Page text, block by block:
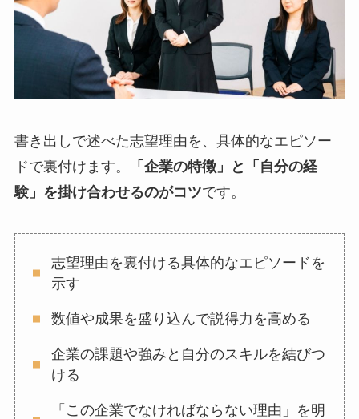
書き出しで述べた志望理由を、具体的なエピソー
ドで裏付けます。
「企業の特徴」と「自分の経
験」を掛け合わせるのがコツです。
志望理由を裏付ける具体的なエピソードを
示す
数値や成果を盛り込んで説得力を高める
企業の課題や強みと自分のスキルを結びつ
ける
「この企業でなければならない理由」を明